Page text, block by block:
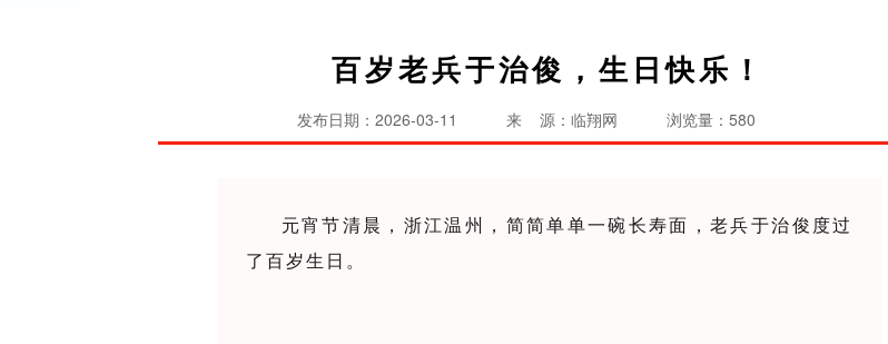
百岁老兵于治俊，生日快乐！
发布日期：2026-03-11 来 源：临翔网 浏览量：580
元宵节清晨，浙江温州，简简单单一碗长寿面，老兵于治俊度过
了百岁生日。